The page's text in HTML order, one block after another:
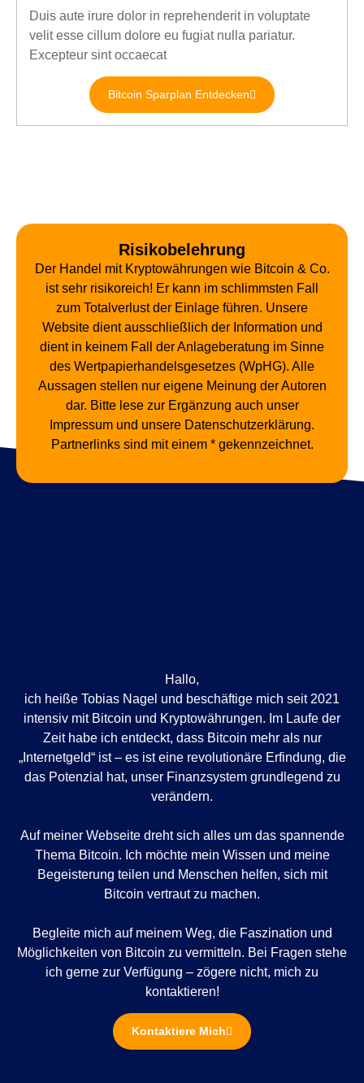
Duis aute irure dolor in reprehenderit in voluptate
velit esse cillum dolore eu fugiat nulla pariatur.
Excepteur sint occaecat
Bitcoin Sparplan Entdecken
Risikobelehrung
Der Handel mit Kryptowährungen wie Bitcoin & Co.
ist sehr risikoreich! Er kann im schlimmsten Fall
zum Totalverlust der Einlage führen. Unsere
Website dient ausschließlich der Information und
dient in keinem Fall der Anlageberatung im Sinne
des Wertpapierhandelsgesetzes (WpHG). Alle
Aussagen stellen nur eigene Meinung der Autoren
dar. Bitte lese zur Ergänzung auch unser
Impressum und unsere Datenschutzerklärung.
Partnerlinks sind mit einem * gekennzeichnet.
Hallo,
ich heiße Tobias Nagel und beschäftige mich seit 2021
intensiv mit Bitcoin und Kryptowährungen. Im Laufe der
Zeit habe ich entdeckt, dass Bitcoin mehr als nur
„Internetgeld“ ist – es ist eine revolutionäre Erfindung, die
das Potenzial hat, unser Finanzsystem grundlegend zu
verändern.
Auf meiner Webseite dreht sich alles um das spannende
Thema Bitcoin. Ich möchte mein Wissen und meine
Begeisterung teilen und Menschen helfen, sich mit
Bitcoin vertraut zu machen.
Begleite mich auf meinem Weg, die Faszination und
Möglichkeiten von Bitcoin zu vermitteln. Bei Fragen stehe
ich gerne zur Verfügung – zögere nicht, mich zu
kontaktieren!
Kontaktiere Mich